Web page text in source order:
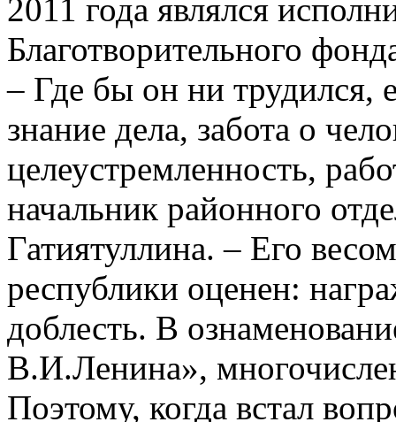
2011 года являлся
Благотворительного
– Где бы он ни трудился,
знание дела, забота о
целеустремленность,
начальник районного
Гатиятуллина. – Его
республики оценен:
доблесть. В
В.И.Ле­­нина»,
Поэтому, когда встал